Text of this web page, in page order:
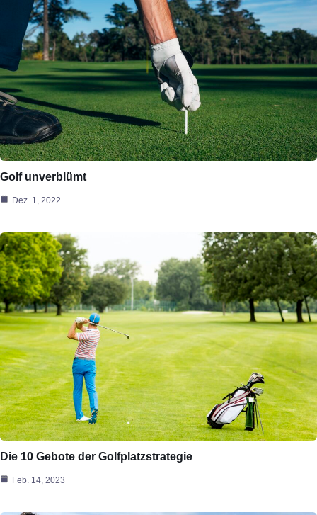
Golf unverblümt
Dez. 1, 2022
Die 10 Gebote der Golfplatzstrategie
Feb. 14, 2023